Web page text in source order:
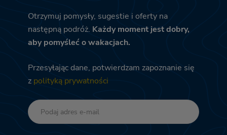
Otrzymuj pomysły, sugestie i oferty na
następną podróż. Każdy moment jest dobry,
aby pomyśleć o wakacjach.
Przesyłając dane, potwierdzam zapoznanie się
z polityką prywatności